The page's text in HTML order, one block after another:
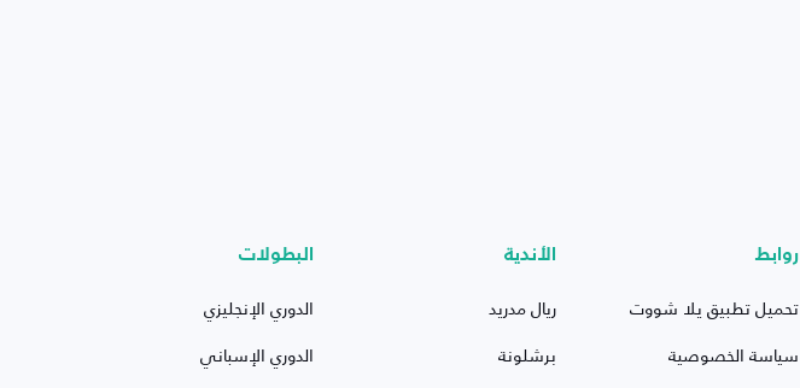
روابط
تحميل تطبيق يلا شووت
سياسة الخصوصية
الأندية
ريال مدريد
برشلونة
البطولات
الدوري الإنجليزي
الدوري الإسباني